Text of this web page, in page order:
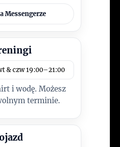
Messengerze
& czw 19:00–21:00
i wodę. Możesz
terminie.